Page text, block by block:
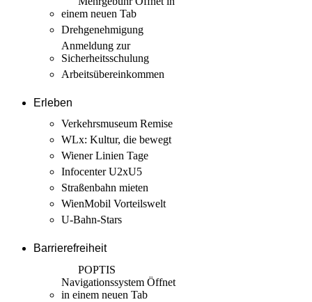
einem neuen Tab
Drehgenehmigung
Anmeldung zur
Sicherheits­schulung
Arbeits­übereinkommen
Erleben
Verkehrsmuseum Remise
WLx: Kultur, die bewegt
Wiener Linien Tage
Infocenter U2xU5
Straßenbahn mieten
WienMobil Vorteilswelt
U-Bahn-Stars
Barrierefreiheit
POPTIS
Navigationssystem Öffnet
in einem neuen Tab